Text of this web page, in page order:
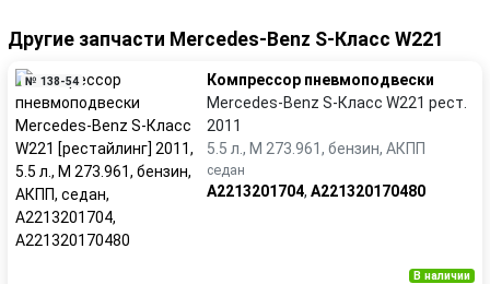
Другие запчасти Mercedes-Benz S-Класс W221
№ 138-54
Компрессор пневмоподвески
Mercedes-Benz S-Класс W221 рест.
2011
5.5 л., M 273.961, бензин, АКПП
седан
A2213201704, A221320170480
В наличии